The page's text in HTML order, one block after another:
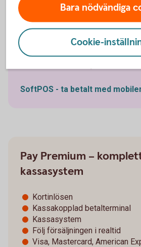
vanliga kort
Apple Pay, Google Pay och
12 månaders bindningstid
SoftPOS - ta betalt med
Pay Premium –
kassasystem
Kortinlösen
Kassakopplad betalterminal
Kassasystem
Följ försäljningen i realtid
Visa, Mastercard, American
Bara nödvändiga
Cookie-